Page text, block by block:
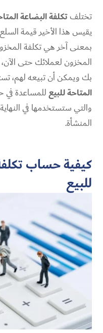
تختلفتكلفة البضاعة
يقيس هذا الأخير قيمة
بمعنى آخر هي تكلفة
المخزون لعملائك حتى
بك ويمكن أن تبيعه لهم،
المتاحة للبيعللمساعدة في
والتي ستستخدمها في
المنشأة.
كيفية حساب
للبيع